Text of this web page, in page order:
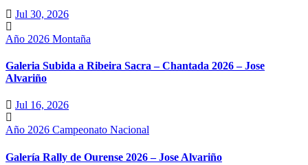
Jul 30, 2026
Año 2026 Montaña
Galeria Subida a Ribeira Sacra – Chantada 2026 – Jose
Alvariño
Jul 16, 2026
Año 2026 Campeonato Nacional
Galería Rally de Ourense 2026 – Jose Alvariño